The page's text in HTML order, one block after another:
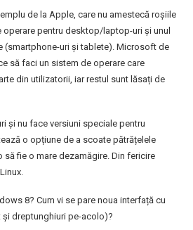
de la Apple, care nu amestecă roșiile
operare pentru desktop/laptop-uri și unul
(smartphone-uri și tablete). Microsoft de
să faci un sistem de operare care
din utilizatorii, iar restul sunt lăsați de
și nu face versiuni speciale pentru
o opțiune de a scoate pătrățelele
să fie o mare dezamăgire. Din fericire
8? Cum vi se pare noua interfață cu
și dreptunghiuri pe-acolo)?